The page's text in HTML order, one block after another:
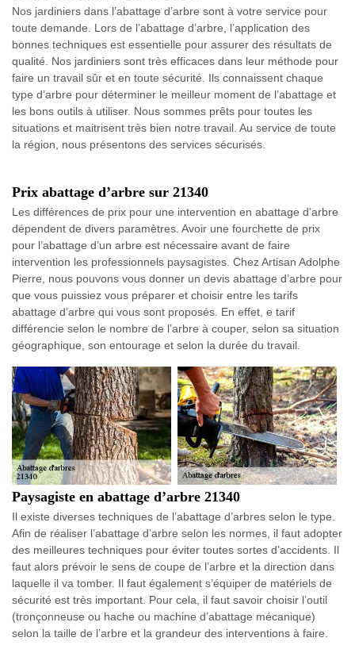
Nos jardiniers dans l’abattage d’arbre sont à votre service pour
toute demande. Lors de l’abattage d’arbre, l’application des
bonnes techniques est essentielle pour assurer des résultats de
qualité. Nos jardiniers sont très efficaces dans leur méthode pour
faire un travail sûr et en toute sécurité. Ils connaissent chaque
type d’arbre pour déterminer le meilleur moment de l’abattage et
les bons outils à utiliser. Nous sommes prêts pour toutes les
situations et maitrisent très bien notre travail. Au service de toute
la région, nous présentons des services sécurisés.
Prix abattage d’arbre sur 21340
Les différences de prix pour une intervention en abattage d’arbre
dépendent de divers paramètres. Avoir une fourchette de prix
pour l’abattage d’un arbre est nécessaire avant de faire
intervention les professionnels paysagistes. Chez Artisan Adolphe
Pierre, nous pouvons vous donner un devis abattage d’arbre pour
que vous puissiez vous préparer et choisir entre les tarifs
abattage d’arbre qui vous sont proposés. En effet, e tarif
différencie selon le nombre de l’arbre à couper, selon sa situation
géographique, son entourage et selon la durée du travail.
Paysagiste en abattage d’arbre 21340
Il existe diverses techniques de l’abattage d’arbres selon le type.
Afin de réaliser l’abattage d’arbre selon les normes, il faut adopter
des meilleures techniques pour éviter toutes sortes d’accidents. Il
faut alors prévoir le sens de coupe de l’arbre et la direction dans
laquelle il va tomber. Il faut également s’équiper de matériels de
sécurité est très important. Pour cela, il faut savoir choisir l’outil
(tronçonneuse ou hache ou machine d’abattage mécanique)
selon la taille de l’arbre et la grandeur des interventions à faire.